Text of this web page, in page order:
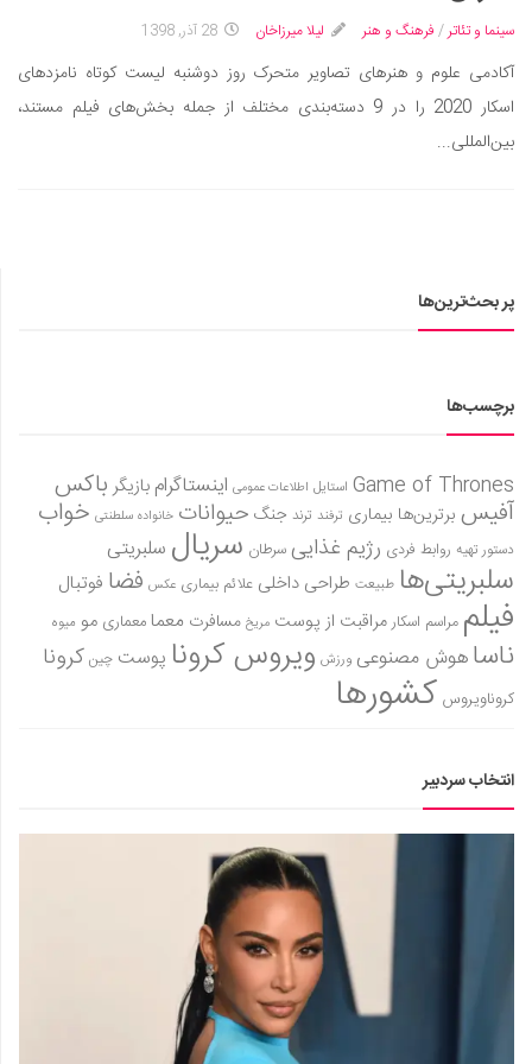
دانستنی‌ها
بازی
طنز
فال
سینما و تئاتر / فرهنگ و هنر لیلا میرزاخان 28 آذر, 1398
آکادمی علوم و هنرهای تصاویر متحرک روز دوشنبه لیست کوتاه نامزدهای
اسکار 2020 را در 9 دسته‌بندی مختلف از جمله بخش‌های فیلم مستند،
بین‌المللی...
پر بحث‌ترین‌ها
برچسب‌ها
Game of Thrones استایل اطلاعات عمومی اینستاگرام بازیگر باکس
آفیس برترین‌ها بیماری ترفند ترند جنگ حیوانات خانواده سلطنتی خواب
دستور تهیه روابط فردی رژیم غذاییسرطان سریال سلبریتی
سلبریتی‌ها طبیعت طراحی داخلی علائم بیماری عکس فضا فوتبال
فیلم مراسم اسکارمراقبت از پوست مریخ مسافرت معمامعماری مو میوه
ناساهوش مصنوعی ورزش ویروس کرونا پوست چین کرونا
کروناویروس کشورها
انتخاب سردبیر